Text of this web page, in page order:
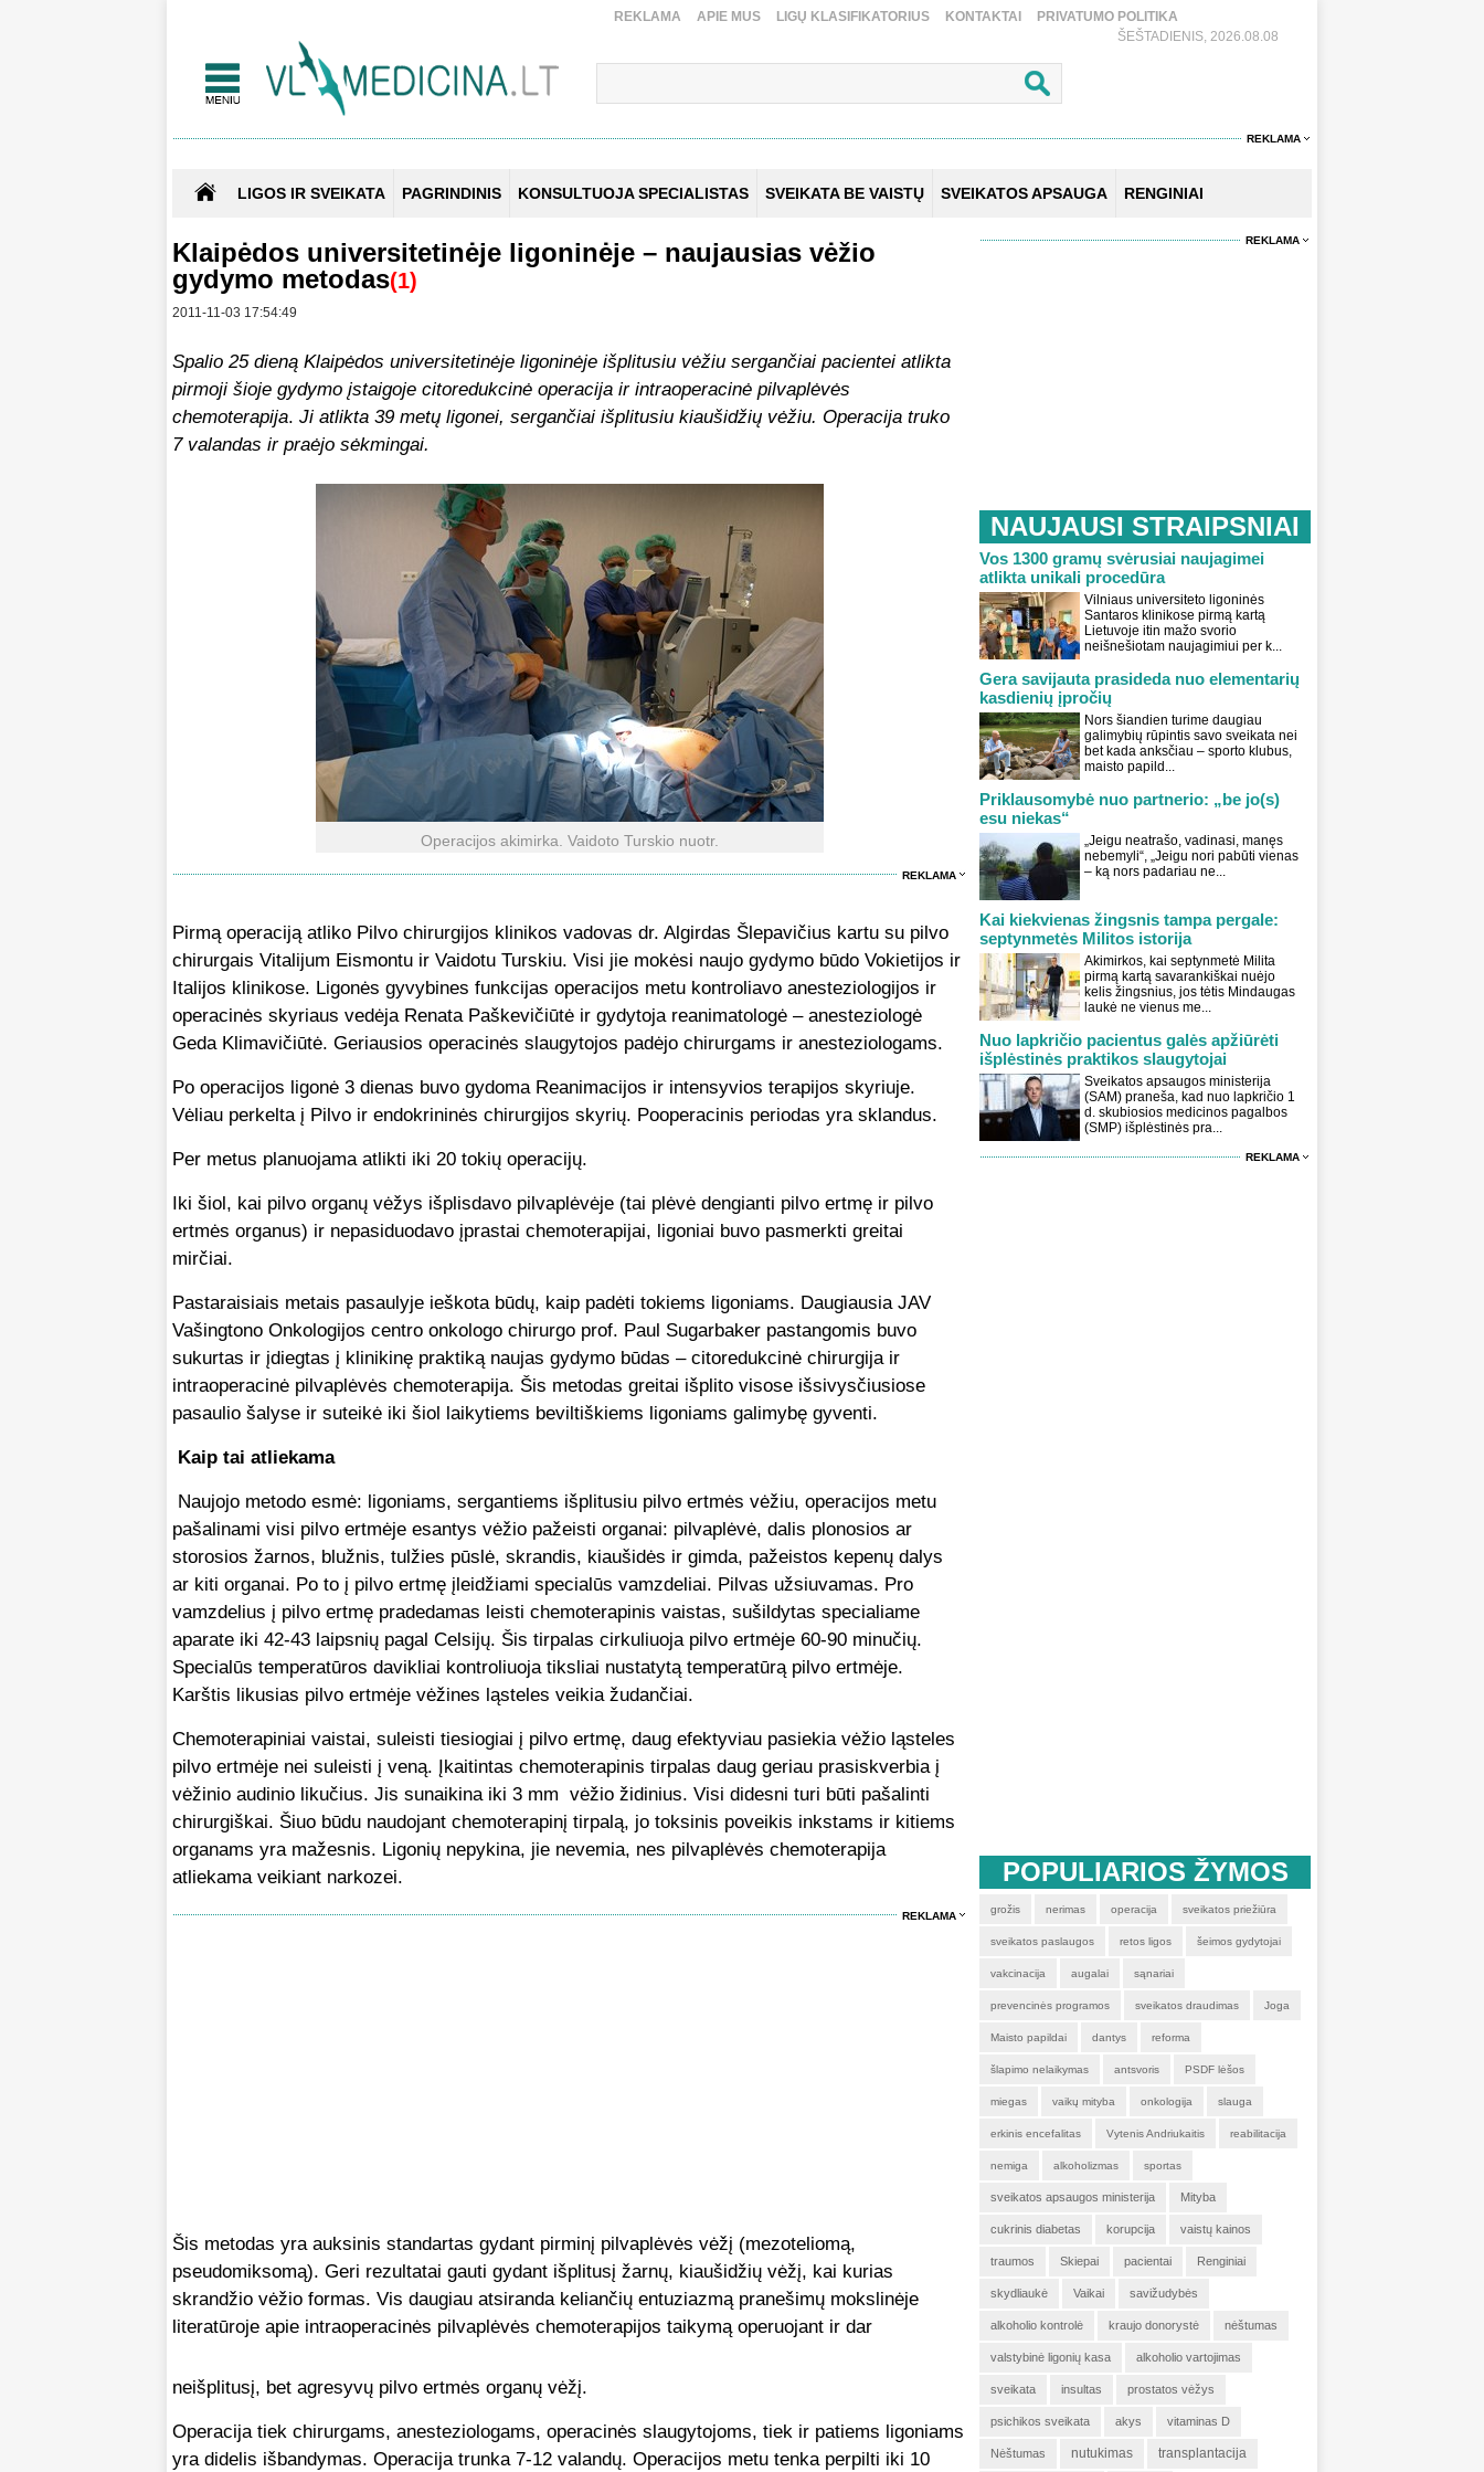
REKLAMA APIE MUS LIGŲ KLASIFIKATORIUS KONTAKTAI
PRIVATUMO POLITIKA
ŠEŠTADIENIS, 2026.08.08
REKLAMA
LIGOS IR SVEIKATA PAGRINDINIS KONSULTUOJA SPECIALISTAS SVEIKATA BE VAISTŲ SVEIKATOS APSAUGA RENGINIAI
Klaipėdos universitetinėje ligoninėje – naujausias vėžio
gydymo metodas(1)
2011-11-03 17:54:49
Spalio 25 dieną Klaipėdos universitetinėje ligoninėje išplitusiu vėžiu sergančiai pacientei atlikta
pirmoji šioje gydymo įstaigoje citoredukcinė operacija ir intraoperacinė pilvaplėvės
chemoterapija. Ji atlikta 39 metų ligonei, sergančiai išplitusiu kiaušidžių vėžiu. Operacija truko
7 valandas ir praėjo sėkmingai.
Operacijos akimirka. Vaidoto Turskio nuotr.
REKLAMA
Pirmą operaciją atliko Pilvo chirurgijos klinikos vadovas dr. Algirdas Šlepavičius kartu su pilvo
chirurgais Vitalijum Eismontu ir Vaidotu Turskiu. Visi jie mokėsi naujo gydymo būdo Vokietijos ir
Italijos klinikose. Ligonės gyvybines funkcijas operacijos metu kontroliavo anesteziologijos ir
operacinės skyriaus vedėja Renata Paškevičiūtė ir gydytoja reanimatologė – anesteziologė
Geda Klimavičiūtė. Geriausios operacinės slaugytojos padėjo chirurgams ir anesteziologams.
Po operacijos ligonė 3 dienas buvo gydoma Reanimacijos ir intensyvios terapijos skyriuje.
Vėliau perkelta į Pilvo ir endokrininės chirurgijos skyrių. Pooperacinis periodas yra sklandus.
Per metus planuojama atlikti iki 20 tokių operacijų.
Iki šiol, kai pilvo organų vėžys išplisdavo pilvaplėvėje (tai plėvė dengianti pilvo ertmę ir pilvo
ertmės organus) ir nepasiduodavo įprastai chemoterapijai, ligoniai buvo pasmerkti greitai
mirčiai.
Pastaraisiais metais pasaulyje ieškota būdų, kaip padėti tokiems ligoniams. Daugiausia JAV
Vašingtono Onkologijos centro onkologo chirurgo prof. Paul Sugarbaker pastangomis buvo
sukurtas ir įdiegtas į klinikinę praktiką naujas gydymo būdas – citoredukcinė chirurgija ir
intraoperacinė pilvaplėvės chemoterapija. Šis metodas greitai išplito visose išsivysčiusiose
pasaulio šalyse ir suteikė iki šiol laikytiems beviltiškiems ligoniams galimybę gyventi.
Kaip tai atliekama
Naujojo metodo esmė: ligoniams, sergantiems išplitusiu pilvo ertmės vėžiu, operacijos metu
pašalinami visi pilvo ertmėje esantys vėžio pažeisti organai: pilvaplėvė, dalis plonosios ar
storosios žarnos, blužnis, tulžies pūslė, skrandis, kiaušidės ir gimda, pažeistos kepenų dalys
ar kiti organai. Po to į pilvo ertmę įleidžiami specialūs vamzdeliai. Pilvas užsiuvamas. Pro
vamzdelius į pilvo ertmę pradedamas leisti chemoterapinis vaistas, sušildytas specialiame
aparate iki 42-43 laipsnių pagal Celsijų. Šis tirpalas cirkuliuoja pilvo ertmėje 60-90 minučių.
Specialūs temperatūros davikliai kontroliuoja tiksliai nustatytą temperatūrą pilvo ertmėje.
Karštis likusias pilvo ertmėje vėžines ląsteles veikia žudančiai.
Chemoterapiniai vaistai, suleisti tiesiogiai į pilvo ertmę, daug efektyviau pasiekia vėžio ląsteles
pilvo ertmėje nei suleisti į veną. Įkaitintas chemoterapinis tirpalas daug geriau prasiskverbia į
vėžinio audinio likučius. Jis sunaikina iki 3 mm vėžio židinius. Visi didesni turi būti pašalinti
chirurgiškai. Šiuo būdu naudojant chemoterapinį tirpalą, jo toksinis poveikis inkstams ir kitiems
organams yra mažesnis. Ligonių nepykina, jie nevemia, nes pilvaplėvės chemoterapija
atliekama veikiant narkozei.
REKLAMA
Šis metodas yra auksinis standartas gydant pirminį pilvaplėvės vėžį (mezoteliomą,
pseudomiksomą). Geri rezultatai gauti gydant išplitusį žarnų, kiaušidžių vėžį, kai kurias
skrandžio vėžio formas. Vis daugiau atsiranda keliančių entuziazmą pranešimų mokslinėje
literatūroje apie intraoperacinės pilvaplėvės chemoterapijos taikymą operuojant ir dar
neišplitusį, bet agresyvų pilvo ertmės organų vėžį.
Operacija tiek chirurgams, anesteziologams, operacinės slaugytojoms, tiek ir patiems ligoniams
yra didelis išbandymas. Operacija trunka 7-12 valandų. Operacijos metu tenka perpilti iki 10
REKLAMA
NAUJAUSI STRAIPSNIAI
Vos 1300 gramų svėrusiai naujagimei
atlikta unikali procedūra
Vilniaus universiteto ligoninės
Santaros klinikose pirmą kartą
Lietuvoje itin mažo svorio
neišnešiotam naujagimiui per k...
Gera savijauta prasideda nuo elementarių
kasdienių įpročių
Nors šiandien turime daugiau
galimybių rūpintis savo sveikata nei
bet kada anksčiau – sporto klubus,
maisto papild...
Priklausomybė nuo partnerio: „be jo(s)
esu niekas“
„Jeigu neatrašo, vadinasi, manęs
nebemyli“, „Jeigu nori pabūti vienas
– ką nors padariau ne...
Kai kiekvienas žingsnis tampa pergale:
septynmetės Militos istorija
Akimirkos, kai septynmetė Milita
pirmą kartą savarankiškai nuėjo
kelis žingsnius, jos tėtis Mindaugas
laukė ne vienus me...
Nuo lapkričio pacientus galės apžiūrėti
išplėstinės praktikos slaugytojai
Sveikatos apsaugos ministerija
(SAM) praneša, kad nuo lapkričio 1
d. skubiosios medicinos pagalbos
(SMP) išplėstinės pra...
REKLAMA
POPULIARIOS ŽYMOS
grožis nerimas operacija sveikatos priežiūra
sveikatos paslaugos retos ligos šeimos gydytojai
vakcinacija augalai sąnariai
prevencinės programos sveikatos draudimas Joga
Maisto papildai dantys reforma
šlapimo nelaikymas antsvoris PSDF lėšos
miegas vaikų mityba onkologija slauga
erkinis encefalitas Vytenis Andriukaitis reabilitacija
nemiga alkoholizmas sportas
sveikatos apsaugos ministerija Mityba
cukrinis diabetas korupcija vaistų kainos
traumos Skiepai pacientai Renginiai
skydliaukė Vaikai savižudybės
alkoholio kontrolė kraujo donorystė nėštumas
valstybinė ligonių kasa alkoholio vartojimas
sveikata insultas prostatos vėžys
psichikos sveikata akys vitaminas D
Nėštumas nutukimas transplantacija